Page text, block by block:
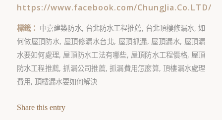
https://www.facebook.com/ChungJia.Co.LTD/
標籤： 中嘉建築防水, 台北防水工程推薦, 台北頂樓修漏水,如
何做屋頂防水, 屋頂修漏水台北, 屋頂抓漏, 屋頂漏水, 屋頂漏
水要如何處理, 屋頂防水工法有哪些, 屋頂防水工程價格, 屋頂
防水工程推薦,抓漏公司推薦,抓漏費用怎麼算,頂樓漏水處理
費用, 頂樓漏水要如何解決
Share this entry